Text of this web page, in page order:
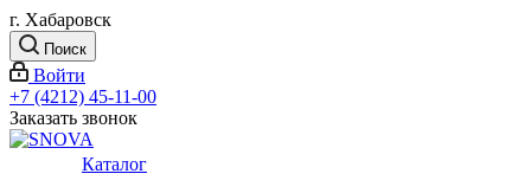
г. Хабаровск
Поиск
Войти
+7 (4212) 45-11-00
Заказать звонок
Каталог